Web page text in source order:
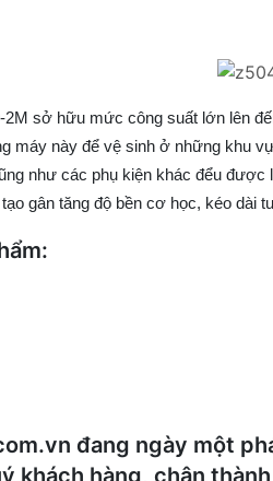
2M sở hữu mức công suất lớn lên
máy này để vệ sinh ở những khu
như các phụ kiện khác đểu được
gân tăng độ bền cơ học, kéo
đang ngày một
khách hàng, chân